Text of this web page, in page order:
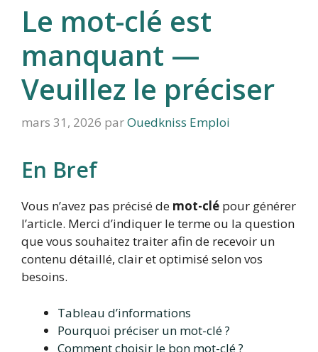
Le mot-clé est
manquant —
Veuillez le préciser
mars 31, 2026 parOuedkniss Emploi
En Bref
Vous n’avez pas précisé de mot-clé pour générer
l’article. Merci d’indiquer le terme ou la question
que vous souhaitez traiter afin de recevoir un
contenu détaillé, clair et optimisé selon vos
besoins.
Tableau d’informations
Pourquoi préciser un mot-clé ?
Comment choisir le bon mot-clé ?